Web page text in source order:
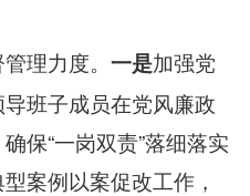
理力度。 一是加强党
班子成员在党风廉政
保“一岗双责”落细落实
案例以案促改工作，